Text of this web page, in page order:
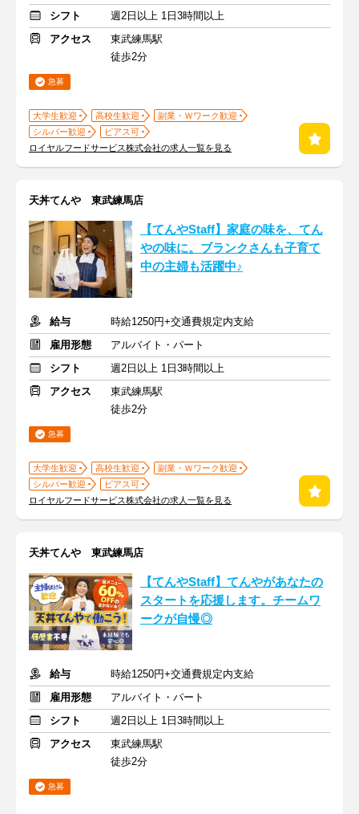
シフト
週2日以上 1日3時間以上
アクセス
東武練馬駅
徒歩2分
急募
大学生歓迎 高校生歓迎
副業・Ｗワーク歓迎
シルバー歓迎
ピアス可
ロイヤルフードサービス株式会社の求人一覧を見る
天丼てんや 東武練馬店
【てんやStaff】家庭の味を、てん
やの味に。ブランクさんも子育て
中の主婦も活躍中♪
給与
時給1250円+交通費規定内支給
雇用形態
アルバイト・パート
シフト
週2日以上 1日3時間以上
アクセス
東武練馬駅
徒歩2分
急募
大学生歓迎 高校生歓迎
副業・Ｗワーク歓迎
シルバー歓迎
ピアス可
ロイヤルフードサービス株式会社の求人一覧を見る
天丼てんや 東武練馬店
【てんやStaff】てんやがあなたの
スタートを応援します。チームワ
ークが自慢◎
給与
時給1250円+交通費規定内支給
雇用形態
アルバイト・パート
シフト
週2日以上 1日3時間以上
アクセス
東武練馬駅
徒歩2分
急募